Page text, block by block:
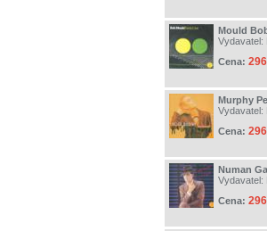
Mould
Vydavatel:
Cena:
Murphy
Vydavatel:
Cena:
Numan
Vydavatel:
Cena: